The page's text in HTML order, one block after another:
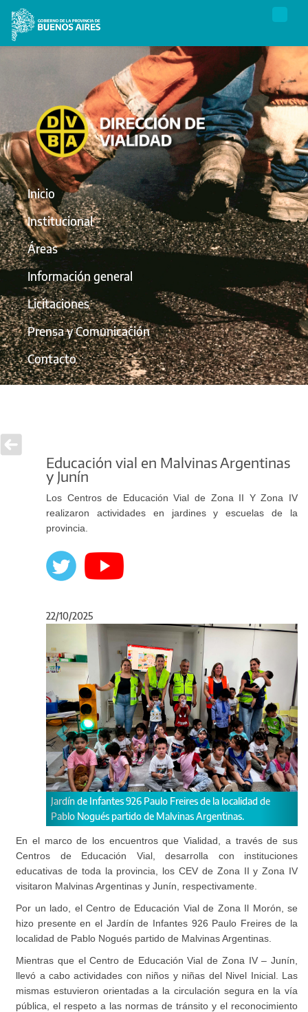
Inicio
Institucional
Áreas
Información general
Licitaciones
Prensa y Comunicación
Contacto
Educación vial en Malvinas Argentinas
y Junín
Los Centros de Educación Vial de Zona II Y Zona IV
realizaron actividades en jardines y escuelas de la
provincia.
22/10/2025
926 Paulo Freires de la localidad de
partido de Malvinas Argentinas.
El CEV Zona IV –
niñas del Nivel Inicial.
Anterior
En el marco de los encuentros que Vialidad, a través de sus
Centros de Educación Vial, desarrolla con instituciones
educativas de toda la provincia, los CEV de Zona II y Zona IV
visitaron Malvinas Argentinas y Junín, respectivamente.
Por un lado, el Centro de Educación Vial de Zona Il Morón, se
hizo presente en el Jardín de Infantes 926 Paulo Freires de la
localidad de Pablo Nogués partido de Malvinas Argentinas.
Mientras que el Centro de Educación Vial de Zona IV – Junín,
llevó a cabo actividades con niños y niñas del Nivel Inicial. Las
mismas estuvieron orientadas a la circulación segura en la vía
pública, el respeto a las normas de tránsito y el reconocimiento